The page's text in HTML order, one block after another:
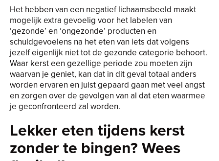
Het hebben van een negatief lichaamsbeeld maakt
mogelijk extra gevoelig voor het labelen van
‘gezonde’ en ‘ongezonde’ producten en
schuldgevoelens na het eten van iets dat volgens
jezelf eigenlijk niet tot de gezonde categorie behoort.
Waar kerst een gezellige periode zou moeten zijn
waarvan je geniet, kan dat in dit geval totaal anders
worden ervaren en juist gepaard gaan met veel angst
en zorgen over de gevolgen van al dat eten waarmee
je geconfronteerd zal worden.
Lekker eten tijdens kerst
zonder te bingen? Wees